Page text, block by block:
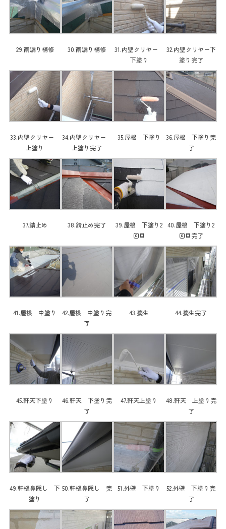
29.雨漏り補修 30.雨漏り補修
31.内壁クリヤー
下塗り
32.内壁クリヤー下
塗り完了
33.内壁クリヤー
上塗り
34.内壁クリヤー
上塗り完了
35.屋根 下塗り
36.屋根 下塗り完
了
37.錆止め 38.錆止め完了
39.屋根 下塗り2
回目
40.屋根 下塗り2
回目完了
41.屋根 中塗り
42.屋根 中塗り完
了
43.養生 44.養生完了
45.軒天下塗り
46.軒天 下塗り完
了
47.軒天上塗り
48.軒天 上塗り完
了
49.軒樋鼻隠し 下
塗り
50.軒樋鼻隠し 完
了
51.外壁 下塗り
52.外壁 下塗り完
了